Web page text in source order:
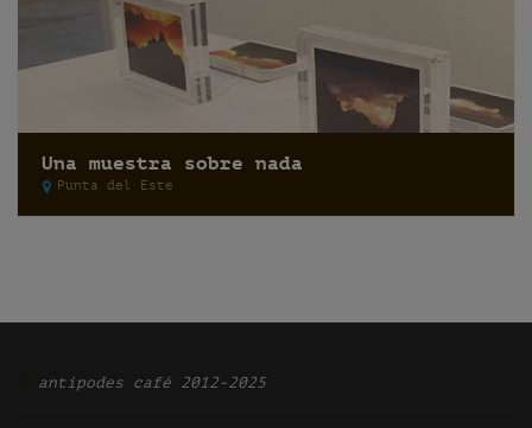
Una muestra sobre nada
Punta del Este
antipodes café 2012-2025